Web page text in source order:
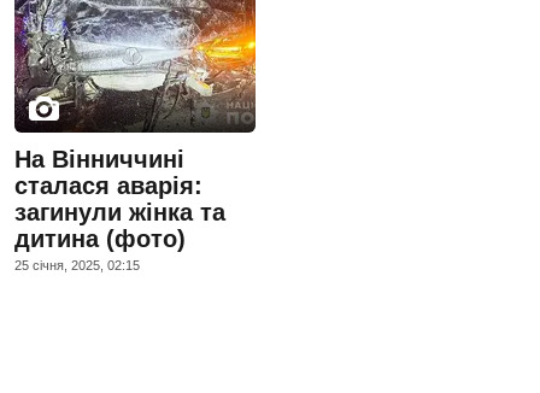
На Вінниччині
сталася аварія:
загинули жінка та
дитина (фото)
25 сiчня, 2025, 02:15